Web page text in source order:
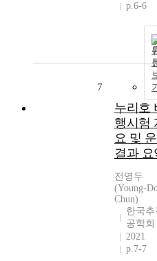
p.6-6
7
누리호
행시험
요 및
결과 요
전영두
(Young-
Chun)
한국추
공학회
2021
p.7-7